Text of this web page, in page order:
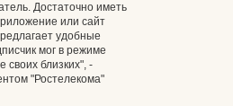
Достаточно иметь
или сайт
удобные
мог в режиме
своих близких", -
"Ростелекома"